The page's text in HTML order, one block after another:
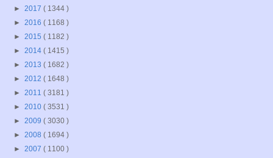
► 2017 ( 1344 )
► 2016 ( 1168 )
► 2015 ( 1182 )
► 2014 ( 1415 )
► 2013 ( 1682 )
► 2012 ( 1648 )
► 2011 ( 3181 )
► 2010 ( 3531 )
► 2009 ( 3030 )
► 2008 ( 1694 )
► 2007 ( 1100 )